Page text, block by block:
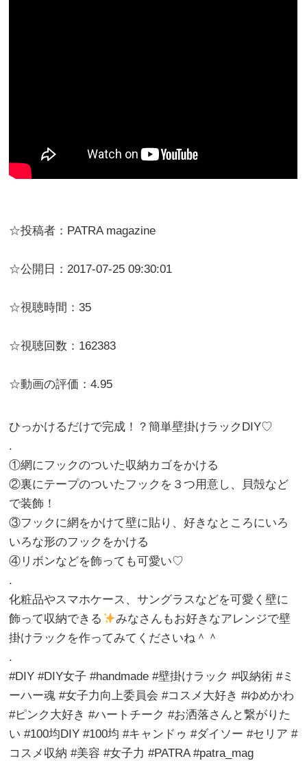
☆投稿者：PATRA magazine
☆公開日：2017-07-25 09:30:01
☆視聴時間：35
☆視聴回数：162383
☆動画の評価：4.95
ひっかけるだけで完成！？簡単壁掛けラックDIY♡
.
①網にフックのついた収納カゴをかける
②裏にテープのついたフックを３つ用意し、貝殻など
で装飾！
③フックに網をかけて壁に貼り、好きなところにいろ
いろな形のフックをかける
④リボンなどを飾っても可愛い♡
.
化粧品やスマホケース、サングラスなどを可愛く壁に
飾って収納できる
みなさんもお好きなアレンジで壁
掛けラックを作ってみてくださいね＾＾
.
#DIY #DIY女子 #handmade #壁掛けラック #収納術 #ミ
ーハー魂 #女子力向上委員会 #コスメ大好き #ゆめかわ
#ピンク大好き #ハートチーク #お洒落さんと繋がりた
い #100均DIY #100均 #キャンドゥ #ダイソー #セリア #
コスメ収納 #美容 #女子力 #PATRA #patra_mag